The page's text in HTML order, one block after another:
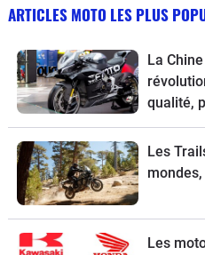
ARTICLES MOTO LES PLUS
La
qualité,
Les
Les